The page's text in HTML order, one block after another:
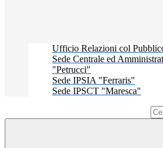
Ufficio Relazioni col
Sede Centrale ed
"Petrucci"
Sede IPSIA "Ferraris"
Sede IPSCT "Maresca"